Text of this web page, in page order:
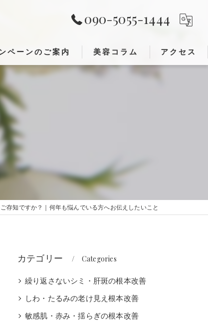
090-5055-1444
ング)
ること①
ること②
ペーンのご案内 美容コラム アクセス
存知ですか？｜何年も悩んでいる方へお伝えしたいこと
カテゴリー Categories
繰り返さないシミ・肝斑の根本改善
しわ・たるみの老け見え根本改善
敏感肌・赤み・揺らぎの根本改善